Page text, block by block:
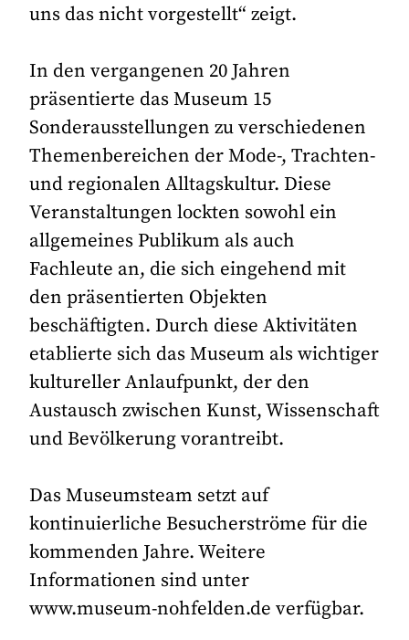
uns das nicht vorgestellt“ zeigt.
In den vergangenen 20 Jahren
präsentierte das Museum 15
Sonderausstellungen zu verschiedenen
Themenbereichen der Mode-, Trachten-
und regionalen Alltagskultur. Diese
Veranstaltungen lockten sowohl ein
allgemeines Publikum als auch
Fachleute an, die sich eingehend mit
den präsentierten Objekten
beschäftigten. Durch diese Aktivitäten
etablierte sich das Museum als wichtiger
kultureller Anlaufpunkt, der den
Austausch zwischen Kunst, Wissenschaft
und Bevölkerung vorantreibt.
Das Museumsteam setzt auf
kontinuierliche Besucherströme für die
kommenden Jahre. Weitere
Informationen sind unter
www.museum-nohfelden.de verfügbar.